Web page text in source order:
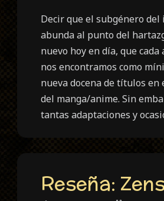
Decir que el subgénero del
abunda al punto del
nuevo hoy en día, que cada
nos encontramos como
nueva docena de títulos en
del manga/anime. Sin
tantas adaptaciones y
Reseña: